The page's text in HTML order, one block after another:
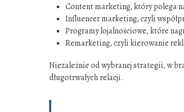
Content marketing, który polega
Influencer marketing, czyli
Programy lojalnościowe, które
Remarketing, czyli kierowanie
Niezależnie od wybranej strategii, w
długotrwałych relacji.